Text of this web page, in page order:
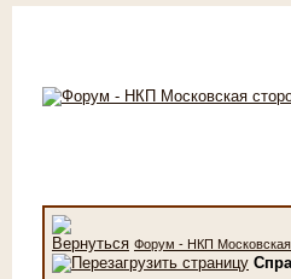
Форум - НКП Московская